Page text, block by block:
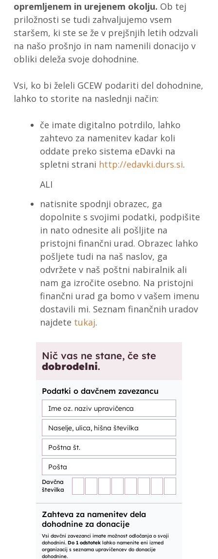
opremljenem in urejenem okolju. Ob tej
priložnosti se tudi zahvaljujemo vsem
staršem, ki ste se že v prejšnjih letih odzvali
na našo prošnjo in nam namenili donacijo v
obliki deleža svoje dohodnine.
Vsi, ko bi želeli GCEW podariti del dohodnine,
lahko to storite na naslednji način:
če imate digitalno potrdilo, lahko
zahtevo za namenitev kadar koli
oddate preko sistema eDavki na
spletni strani http://edavki.durs.si.
ALI
natisnite spodnji obrazec, ga
dopolnite s svojimi podatki, podpišite
in nato odnesite ali pošljite na
pristojni finančni urad. Obrazec lahko
pošljete tudi na naš naslov, ga
odvržete v naš poštni nabiralnik ali
nam ga izročite osebno. Na pristojni
finančni urad ga bomo v vašem imenu
dostavili mi. Seznam finančnih uradov
najdete tukaj.